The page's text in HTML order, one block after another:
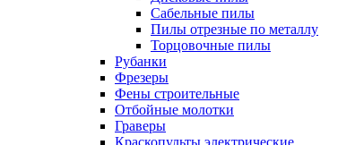
Сабельные пилы
Пилы отрезные по металлу
Торцовочные пилы
Рубанки
Фрезеры
Фены строительные
Отбойные молотки
Граверы
Краскопульты электрические